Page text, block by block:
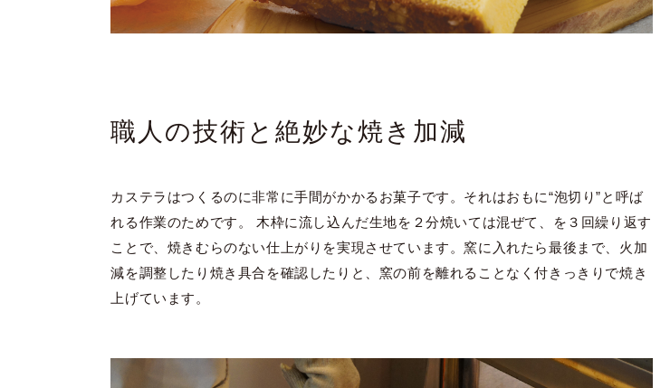
職人の技術と絶妙な焼き加減
カステラはつくるのに非常に手間がかかるお菓子です。それはおもに“泡切り”と呼ば
れる作業のためです。 木枠に流し込んだ生地を２分焼いては混ぜて、を３回繰り返す
ことで、焼きむらのない仕上がりを実現させています。窯に入れたら最後まで、火加
減を調整したり焼き具合を確認したりと、窯の前を離れることなく付きっきりで焼き
上げています。